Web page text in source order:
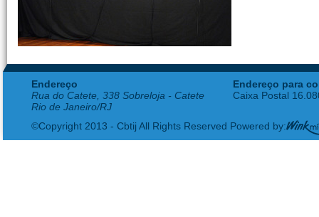
Endereço
Rua do Catete, 338 Sobreloja - Catete
Rio de Janeiro/RJ
Endereço para
Caixa Postal
©Copyright 2013 - Cbtij All Rights Reserved Powered by: